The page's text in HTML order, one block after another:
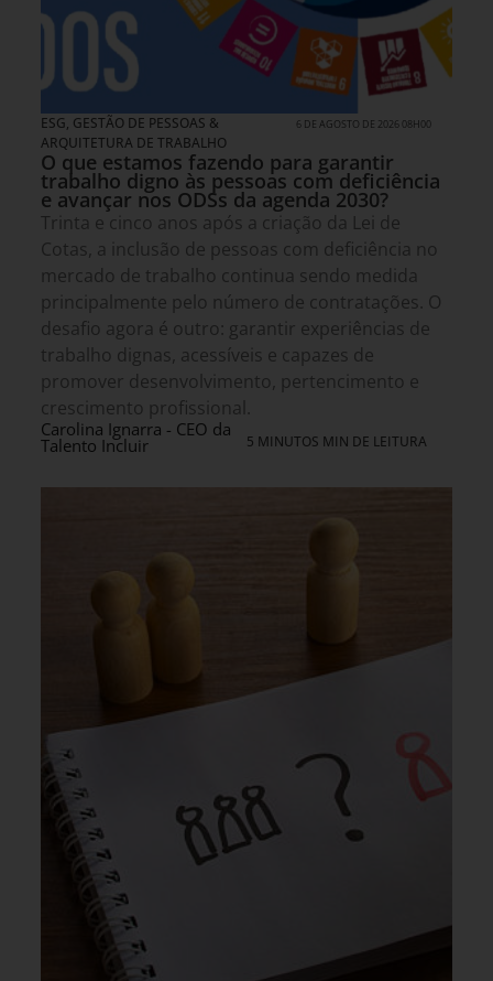
ESG, GESTÃO DE PESSOAS &
ARQUITETURA DE TRABALHO
6 DE AGOSTO DE 2026 08H00
O que estamos fazendo para garantir
trabalho digno às pessoas com deficiência
e avançar nos ODSs da agenda 2030?
Trinta e cinco anos após a criação da Lei de
Cotas, a inclusão de pessoas com deficiência no
mercado de trabalho continua sendo medida
principalmente pelo número de contratações. O
desafio agora é outro: garantir experiências de
trabalho dignas, acessíveis e capazes de
promover desenvolvimento, pertencimento e
crescimento profissional.
Carolina Ignarra - CEO da
Talento Incluir 5 MINUTOS MIN DE LEITURA